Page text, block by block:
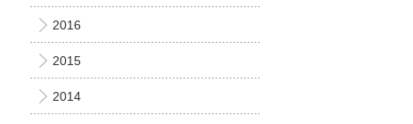
2016
2015
2014